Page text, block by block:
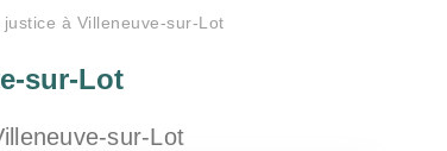
à Villeneuve-sur-Lot
sur-Lot
sur-Lot